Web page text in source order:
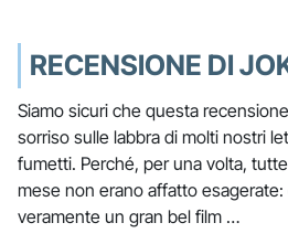
RECENSIONE DI
Siamo sicuri che questa
sorriso sulle labbra di molti nostri
fumetti. Perché, per una volta,
mese non erano affatto
veramente un gran bel film …